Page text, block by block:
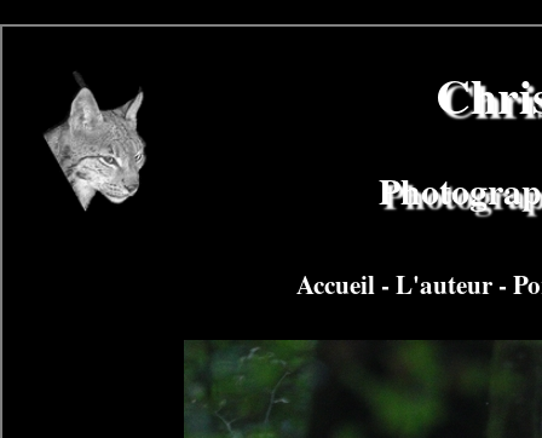
Accueil-L'auteur-